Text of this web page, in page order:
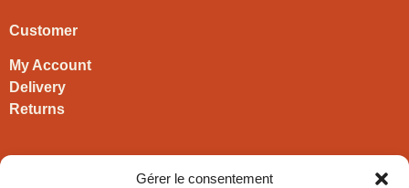
Gérer le consentement
Customer
My Account
Delivery
Returns